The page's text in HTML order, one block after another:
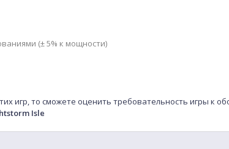
(± 5% к мощности)
игр, то сможете оценить требовательность игры к
Isle